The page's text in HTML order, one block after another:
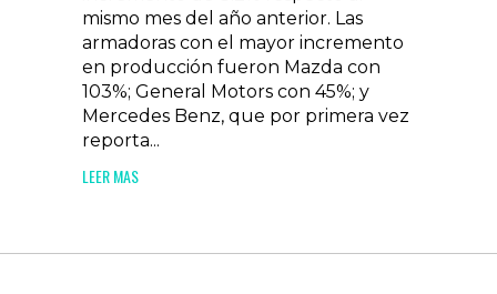
mismo mes del año anterior. Las
armadoras con el mayor incremento
en producción fueron Mazda con
103%; General Motors con 45%; y
Mercedes Benz, que por primera vez
reporta...
LEER MAS